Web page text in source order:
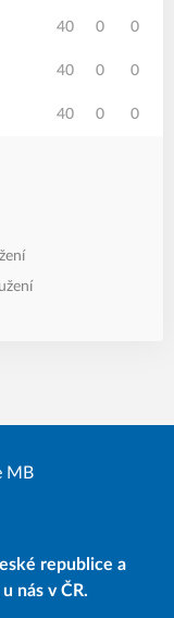
40 0 0
40 0 0
40 0 0
republice a
nás v ČR.